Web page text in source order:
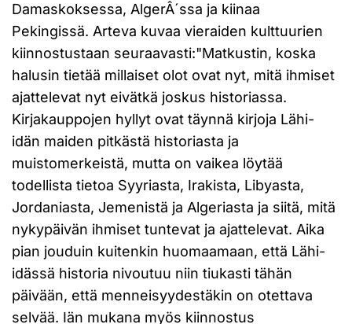
Damaskoksessa, AlgerÂ´ssa ja kiinaa
Pekingissä. Arteva kuvaa vieraiden kulttuurien
kiinnostustaan seuraavasti:"Matkustin, koska
halusin tietää millaiset olot ovat nyt, mitä ihmiset
ajattelevat nyt eivätkä joskus historiassa.
Kirjakauppojen hyllyt ovat täynnä kirjoja Lähi-
idän maiden pitkästä historiasta ja
muistomerkeistä, mutta on vaikea löytää
todellista tietoa Syyriasta, Irakista, Libyasta,
Jordaniasta, Jemenistä ja Algeriasta ja siitä, mitä
nykypäivän ihmiset tuntevat ja ajattelevat. Aika
pian jouduin kuitenkin huomaamaan, että Lähi-
idässä historia nivoutuu niin tiukasti tähän
päivään, että menneisyydestäkin on otettava
selvää. Iän mukana myös kiinnostus